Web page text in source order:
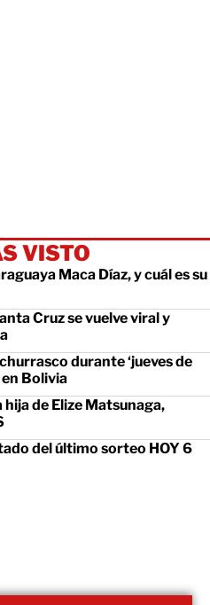
VISTO
Maca Díaz, y cuál es su
Cruz se vuelve viral y
durante ‘jueves de
Bolivia
hija de Elize Matsunaga,
del último sorteo HOY 6